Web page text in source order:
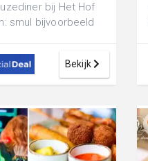
bij Het Hof
smul bijvoorbeeld
Bekijk